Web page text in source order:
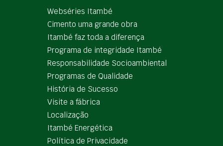
Webséries Itambé
Cimento uma grande obra
Itambé faz toda a diferença
Programa de integridade Itambé
Responsabilidade Socioambiental
Programas de Qualidade
História de Sucesso
Visite a fábrica
Localização
Itambé Energética
Política de Privacidade